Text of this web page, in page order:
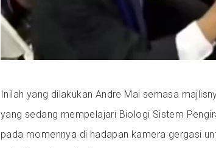
Inilah yang dilakukan Andre Mai semasa
yang sedang mempelajari Biologi Sistem
pada momennya di hadapan kamera gergasi